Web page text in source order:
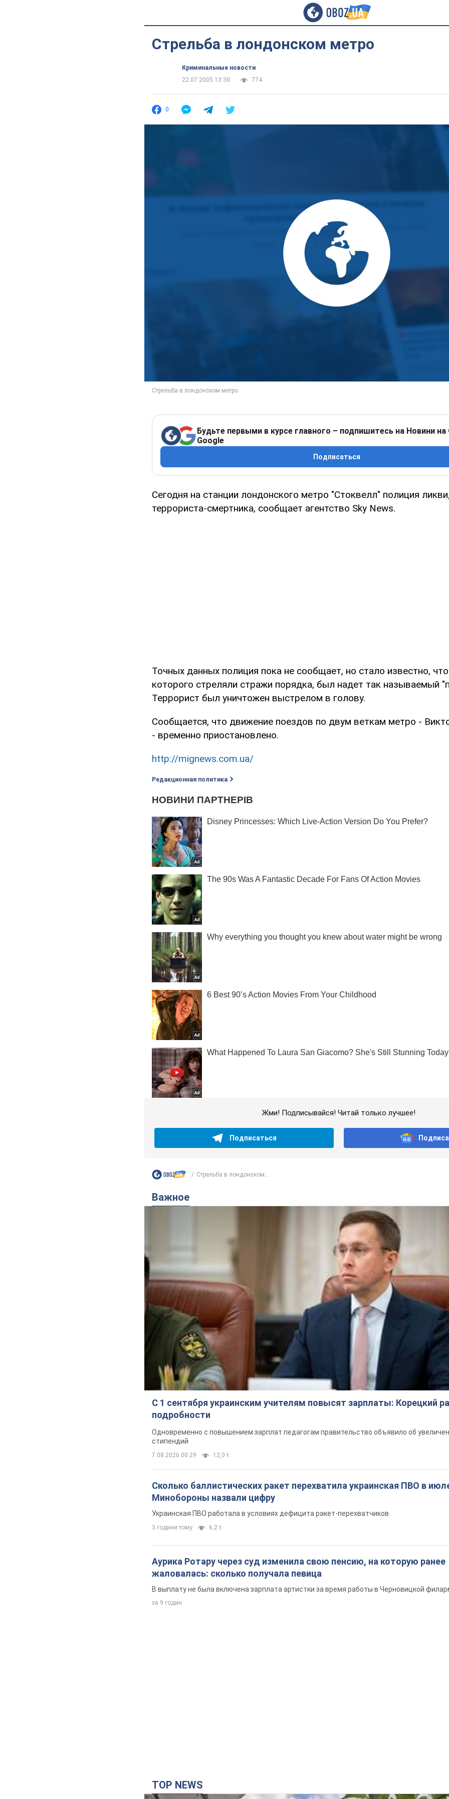
Стрельба в лондонском метро
Криминальные новости
22.07.2005 13:30
774
0
Будьте первыми в курсе главного – подпишитесь на Новини на
Google
Подписаться
Сегодня на станции лондонского метро "Стоквелл" полиция
террориста-смертника, сообщает агентство Sky News.
Точных данных полиция пока не сообщает, но стало известно,
которого стреляли стражи порядка, был надет так называемый
Террорист был уничтожен выстрелом в голову.
Сообщается, что движение поездов по двум веткам метро -
- временно приостановлено.
http://mignews.com.ua/
Редакционная политика
Жми! Подписывайся! Читай только лучшее!
Подписаться
Стрельба в лондонском...
Важное
С 1 сентября украинским учителям повысят зарплаты: Корецкий
подробности
Одновременно с повышением зарплат педагогам правительство объявило об
стипендий
7.08.2026 00:29 12,0 т.
Сколько баллистических ракет перехватила украинская ПВО в
Минобороны назвали цифру
Украинская ПВО работала в условиях дефицита ракет-перехватчиков
3 години тому 6,2 т.
Аурика Ротару через суд изменила свою пенсию, на которую ранее
жаловалась: сколько получала певица
В выплату не была включена зарплата артистки за время работы в Черновицкой
за 9 годин
TOP NEWS